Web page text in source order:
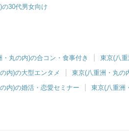
30代男女向け
・丸の内)の合コン・食事付き
東京(八
内)の大型エンタメ
東京(八重洲・丸の
内)の婚活・恋愛セミナー
東京(八重洲